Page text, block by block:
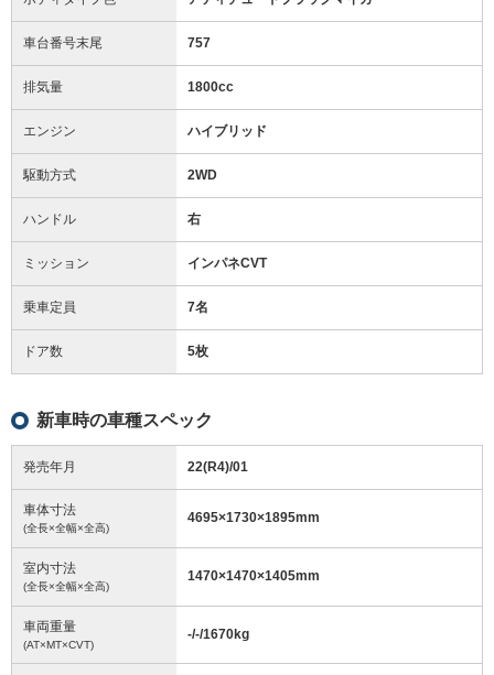
車台番号末尾 757
排気量 1800cc
エンジン ハイブリッド
駆動方式 2WD
ハンドル 右
ミッション インパネCVT
乗車定員 7名
ドア数 5枚
新車時の車種スペック
発売年月 22(R4)/01
車体寸法
(全長×全幅×全高)
4695×1730×1895mm
室内寸法
(全長×全幅×全高)
1470×1470×1405mm
車両重量
(AT×MT×CVT)
-/-/1670kg